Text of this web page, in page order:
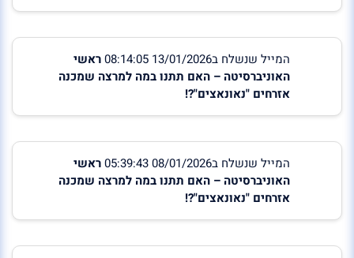
המייל שנשלח ב13/01/2026 08:14:05
ראשי
האוניברסיטה – האם תתנו במה למרצה שמכנה
אזרחים "נאונאצים"?!
המייל שנשלח ב08/01/2026 05:39:43
ראשי
האוניברסיטה – האם תתנו במה למרצה שמכנה
אזרחים "נאונאצים"?!